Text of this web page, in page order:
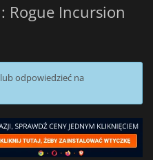
Rogue Incursion
odpowiedzieć na